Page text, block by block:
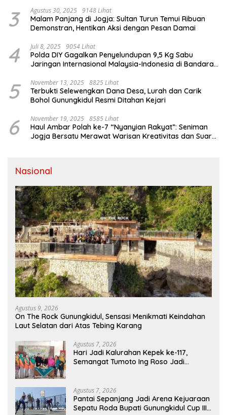
3 Agustus 30, 2025 9148 Lihat
Malam Panjang di Jogja: Sultan Turun Temui Ribuan
Demonstran, Hentikan Aksi dengan Pesan Damai
4 Juli 8, 2025 9054 Lihat
Polda DIY Gagalkan Penyelundupan 9,5 Kg Sabu
Jaringan Internasional Malaysia-Indonesia di Bandara
5 November 13, 2025 8825 Lihat
Terbukti Selewengkan Dana Desa, Lurah dan Carik
Bohol Gunungkidul Resmi Ditahan Kejari
6 November 19, 2025 8585 Lihat
Haul Ambar Polah ke-7 “Nyanyian Rakyat”: Seniman
Jogja Bersatu Merawat Warisan Kreativitas dan Suara
Nasional
Agustus 9, 2026
On The Rock Gunungkidul, Sensasi Menikmati Keindahan
Laut Selatan dari Atas Tebing Karang
Agustus 7, 2026
Hari Jadi Kalurahan Kepek ke-117,
Semangat Tumoto Ing Roso Jadi
Agustus 7, 2026
Pantai Sepanjang Jadi Arena Kejuaraan
Sepatu Roda Bupati Gunungkidul Cup III